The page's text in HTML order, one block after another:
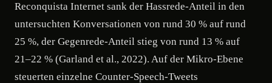
Reconquista Internet sank der Hassrede-Anteil in den
untersuchten Konversationen von rund 30 % auf rund
25 %, der Gegenrede-Anteil stieg von rund 13 % auf
21–22 % (Garland et al., 2022). Auf der Mikro-Ebene
steuerten einzelne Counter-Speech-Tweets